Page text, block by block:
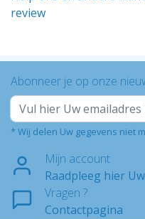
review
Abonneer je op onze
* Wij delen Uw gegevens niet
Mijn account
Raadpleeg hier
Vragen ?
Contactpagina